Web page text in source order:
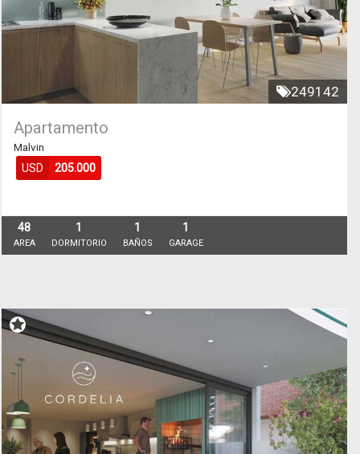
249142
Apartamento
Malvin
USD 205.000
48
AREA
1
DORMITORIO
1
BAÑOS
1
GARAGE